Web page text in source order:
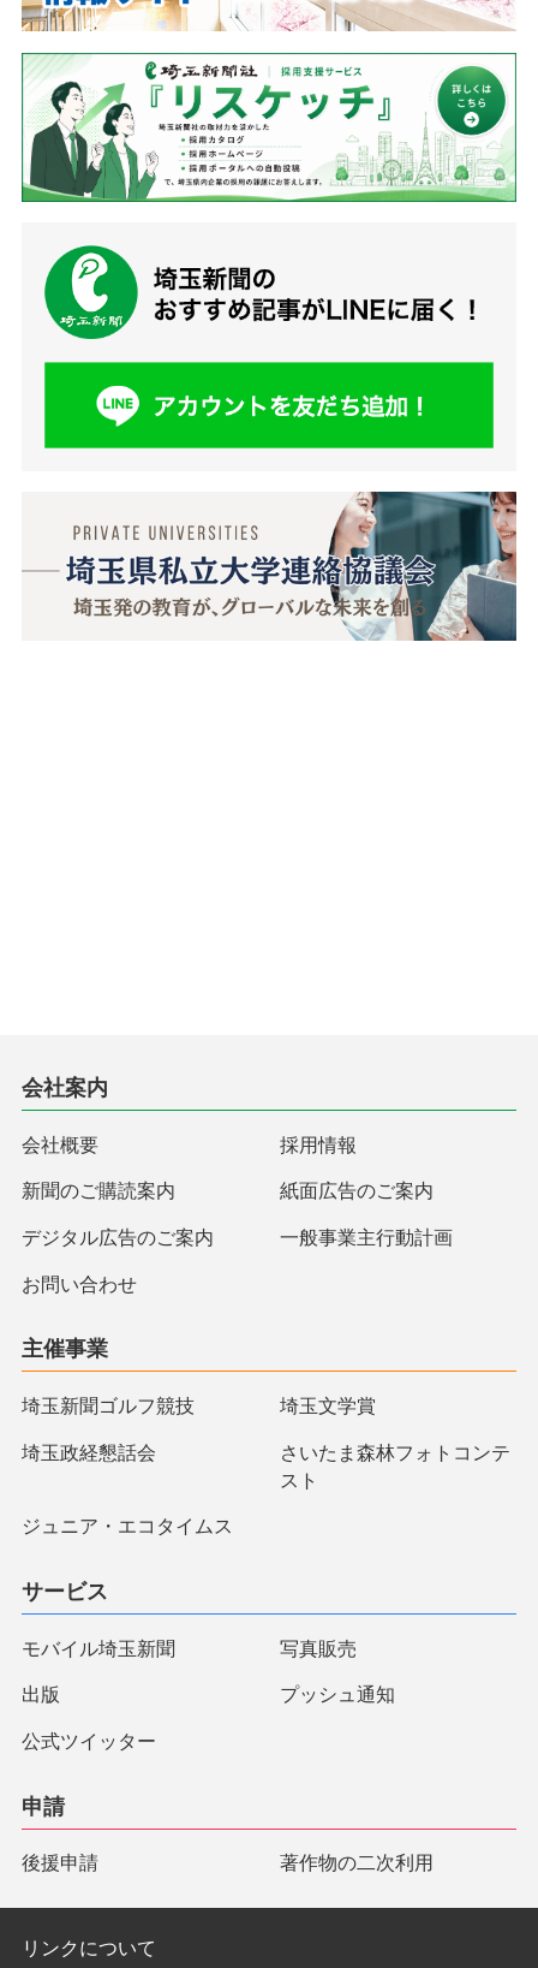
会社案内
会社概要 採用情報
新聞のご購読案内 紙面広告のご案内
デジタル広告のご案内 一般事業主行動計画
お問い合わせ
主催事業
埼玉新聞ゴルフ競技 埼玉文学賞
埼玉政経懇話会
さいたま森林フォトコンテ
スト
ジュニア・エコタイムス
サービス
モバイル埼玉新聞 写真販売
出版 プッシュ通知
公式ツイッター
申請
後援申請 著作物の二次利用
リンクについて